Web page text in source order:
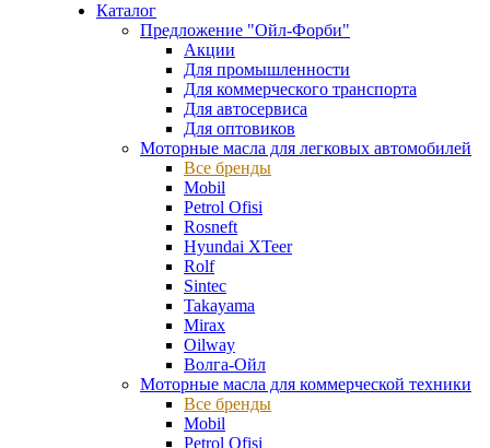
Каталог
Предложение "Ойл-Форби"
Акции
Для промышленности
Для коммерческого транспорта
Для автосервиса
Для оптовиков
Моторные масла для легковых автомобилей
Все бренды
Mobil
Petrol Ofisi
Rosneft
Hyundai XTeer
Rolf
Sintec
Takayama
Mirax
Oilway
Волга-Ойл
Моторные масла для коммерческой техники
Все бренды
Mobil
Petrol Ofisi